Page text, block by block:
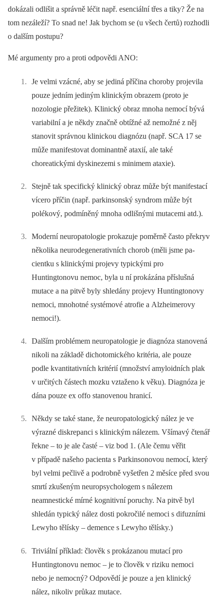
dokázali odlišit a správně léčit např. esenciální třes a tiky? Že na
tom nezáleží? To snad ne! Jak bychom se (u všech čertů) rozhodli
o dalším postupu?
Mé argumenty pro a proti odpovědi ANO:
Je velmi vzácné, aby se jediná příčina choroby projevila
pouze jedním jediným klinickým obrazem (proto je
nozologie přežitek). Klinický obraz mnoha nemocí bývá
variabilní a je někdy značně obtížné až nemožné z něj
stanovit správnou klinickou diagnózu (např. SCA 17 se
může manifestovat dominantně ataxií, ale také
choreatickými dyskinezemi s minimem ataxie).
Stejně tak specifický klinický obraz může být manifestací
vícero příčin (např. parkinsonský syndrom může být
polékový, podmíněný mnoha odlišnými mutacemi atd.).
Moderní neuropatologie prokazuje poměrně často překryv
několika neurodegenerativních chorob (měli jsme pa­
cientku s klinickými projevy typickými pro
Huntingtonovu nemoc, byla u ní prokázána příslušná
mutace a na pitvě byly shledány projevy Huntingtonovy
nemoci, mnohotné systémové atrofie a Alzheimerovy
nemoci!).
Dalším problémem neuropatologie je diagnóza stanovená
nikoli na základě dichotomického kritéria, ale pouze
podle kvantitativních kritérií (množství amyloidních plak
v určitých částech mozku vztaženo k věku). Diagnóza je
dána pouze ex offo stanovenou hranicí.
Někdy se také stane, že neuropatologický nález je ve
výrazné diskrepanci s klinickým nálezem. Všímavý čtenář
řekne –⁠ to je ale časté –⁠ viz bod 1. (Ale čemu věřit
v případě našeho pacienta s Parkinsonovou nemocí, který
byl velmi pečlivě a podrobně vyšetřen 2 měsíce před svou
smrtí zkušeným neuropsychologem s nálezem
neamnestické mírné kognitivní poruchy. Na pitvě byl
shledán typický nález dosti pokročilé nemoci s difuzními
Lewyho tělísky –⁠ demence s Lewyho tělísky.)
Triviální příklad: člověk s prokázanou mutací pro
Huntingtonovu nemoc –⁠ je to člověk v riziku nemoci
nebo je nemocný? Odpovědí je pouze a jen klinický
nález, nikoliv průkaz mutace.